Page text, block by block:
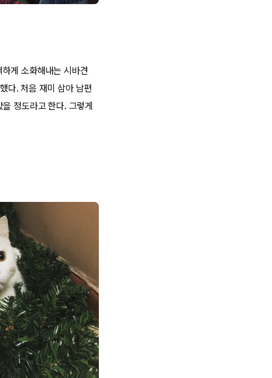
게 소화해내는 시바견
다. 처음 재미 삼아 남편
정도라고 한다. 그렇게